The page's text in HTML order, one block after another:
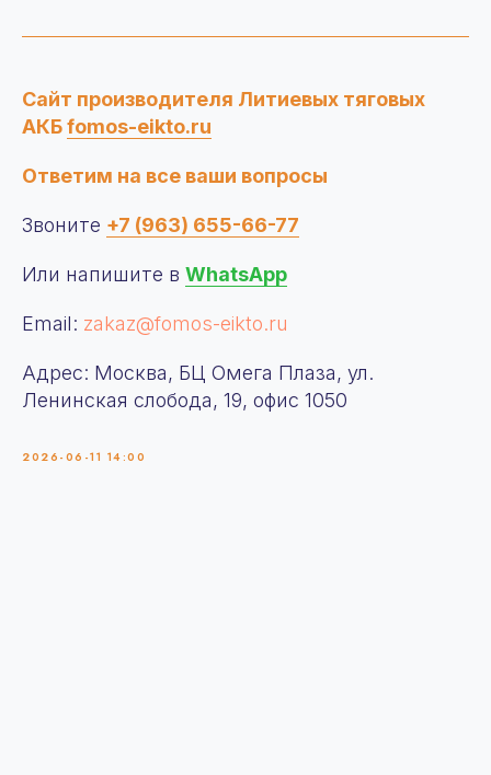
Сайт производителя Литиевых тяговых
АКБfomos-eikto.ru
Ответим на все ваши вопросы
Звоните +7 (963) 655-66-77
Или напишите в WhatsApp
Email: zakaz@fomos-eikto.ru
Адрес: Москва, БЦ Омега Плаза, ул.
Ленинская слобода, 19, офис 1050
2026-06-11 14:00